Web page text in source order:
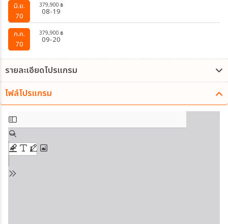
มิ.ย.
70
379,900 ฿
08-19
ก.ค.
70
379,900 ฿
09-20
รายละเอียดโปรแกรม
ไฟล์โปรแกรม